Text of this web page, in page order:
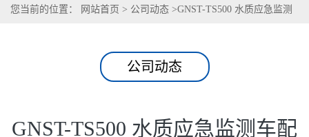
您当前的位置： 网站首页 > 公司动态 >GNST-TS500 水质应急监测
公司动态
GNST-TS500 水质应急监测车配